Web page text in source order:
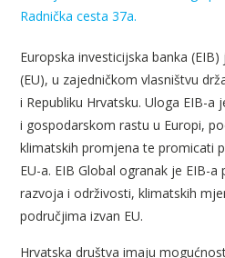
Radnička cesta 37a.
Europska investicijska banka
(EU), u zajedničkom vlasništvu
i Republiku Hrvatsku. Uloga EIB-
i gospodarskom rastu u Europi,
klimatskih promjena te promicati
EU-a. EIB Global ogranak je EIB-
razvoja i održivosti, klimatskih
područjima izvan EU.
Hrvatska društva imaju